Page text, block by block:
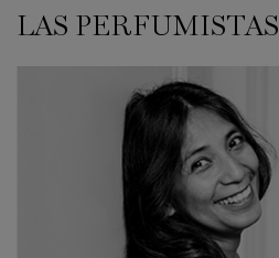
PERFUMISTAS
LAS PERFUMISTAS